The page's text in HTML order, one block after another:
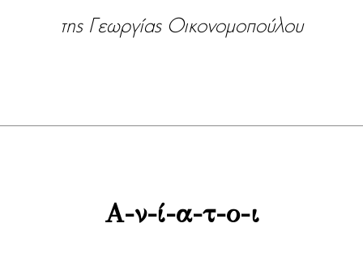
της Γεωργίας Οικονομοπούλου
Α-ν-ί-α-τ-ο-ι